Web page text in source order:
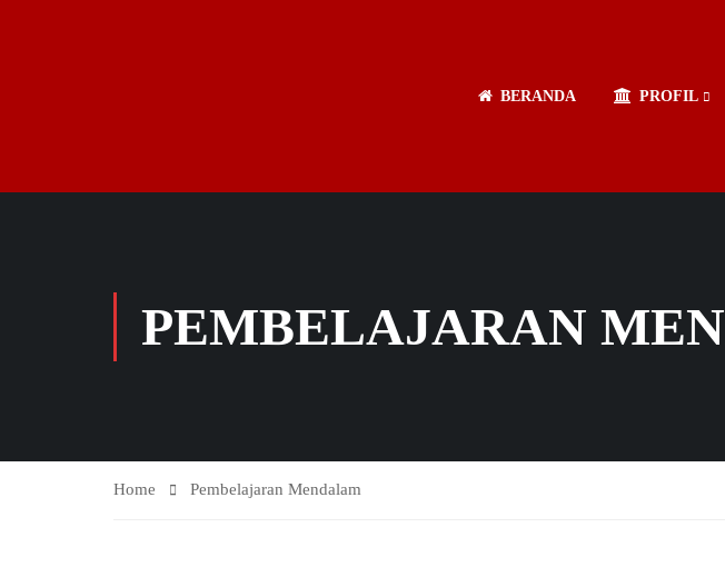
BERANDA PROFIL
PEMBELAJARAN
Home Pembelajaran Mendalam